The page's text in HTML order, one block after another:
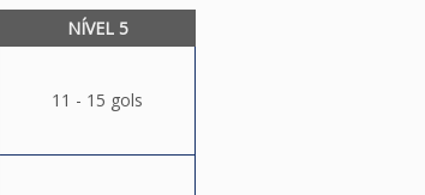
NÍVEL 5
11 - 15 gols